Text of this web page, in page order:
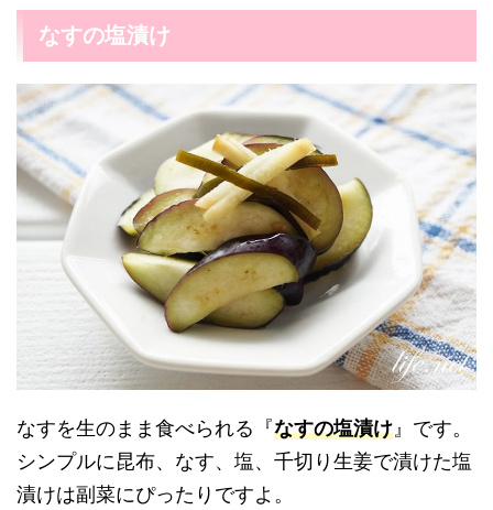
なすの塩漬け
なすを生のまま食べられる『なすの塩漬け 』です。
シンプルに昆布、なす、塩、千切り生姜で漬けた塩
漬けは副菜にぴったりですよ。